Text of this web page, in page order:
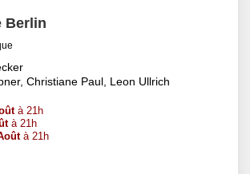
Berlin
Christiane Paul, Leon Ullrich
à 21h
à 21h
à 21h